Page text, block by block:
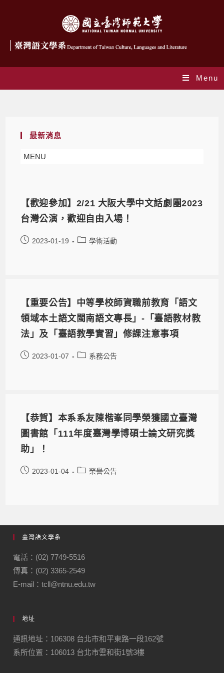
Menu
最新消息
MENU
【歡迎參加】2/21 大阪大學中文話劇團2023
台灣公演，歡迎自由入場！
2023-01-19 學術活動
【重要公告】中等學校師資職前教育「語文
領域本土語文閩南語文專長」-「臺語教材教
法」及「臺語教學實習」修課注意事項
2023-01-07 系務公告
【恭賀】本系系友陳楷峯同學榮獲國立臺灣
圖書館「111年度臺灣學博碩士論文研究獎
助」！
2023-01-04 榮譽公告
臺灣語文學系
電話：(02) 7749-5516
傳真：(02) 3365-2549
E-mail：tcll@ntnu.edu.tw
地址
通訊地址：106308 台北市和平東路一段162號
系所位置：106013 台北市雲和街1號3樓